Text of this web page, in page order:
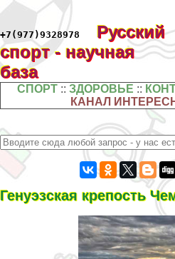
+7(977)9328978
Русский
спорт - научная
база
СПОРТ ::ЗДОРОВЬЕ ::
КАНАЛ
Генуэзская крепость